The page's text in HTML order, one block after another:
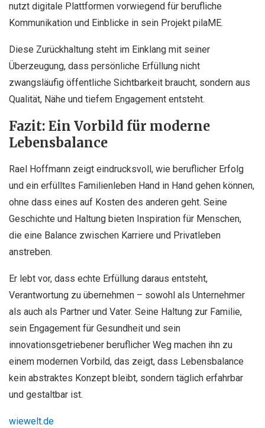
nutzt digitale Plattformen vorwiegend für berufliche
Kommunikation und Einblicke in sein Projekt pilaME.
Diese Zurückhaltung steht im Einklang mit seiner
Überzeugung, dass persönliche Erfüllung nicht
zwangsläufig öffentliche Sichtbarkeit braucht, sondern aus
Qualität, Nähe und tiefem Engagement entsteht.
Fazit: Ein Vorbild für moderne
Lebensbalance
Rael Hoffmann zeigt eindrucksvoll, wie beruflicher Erfolg
und ein erfülltes Familienleben Hand in Hand gehen können,
ohne dass eines auf Kosten des anderen geht. Seine
Geschichte und Haltung bieten Inspiration für Menschen,
die eine Balance zwischen Karriere und Privatleben
anstreben.
Er lebt vor, dass echte Erfüllung daraus entsteht,
Verantwortung zu übernehmen – sowohl als Unternehmer
als auch als Partner und Vater. Seine Haltung zur Familie,
sein Engagement für Gesundheit und sein
innovationsgetriebener beruflicher Weg machen ihn zu
einem modernen Vorbild, das zeigt, dass Lebensbalance
kein abstraktes Konzept bleibt, sondern täglich erfahrbar
und gestaltbar ist.
wiewelt.de